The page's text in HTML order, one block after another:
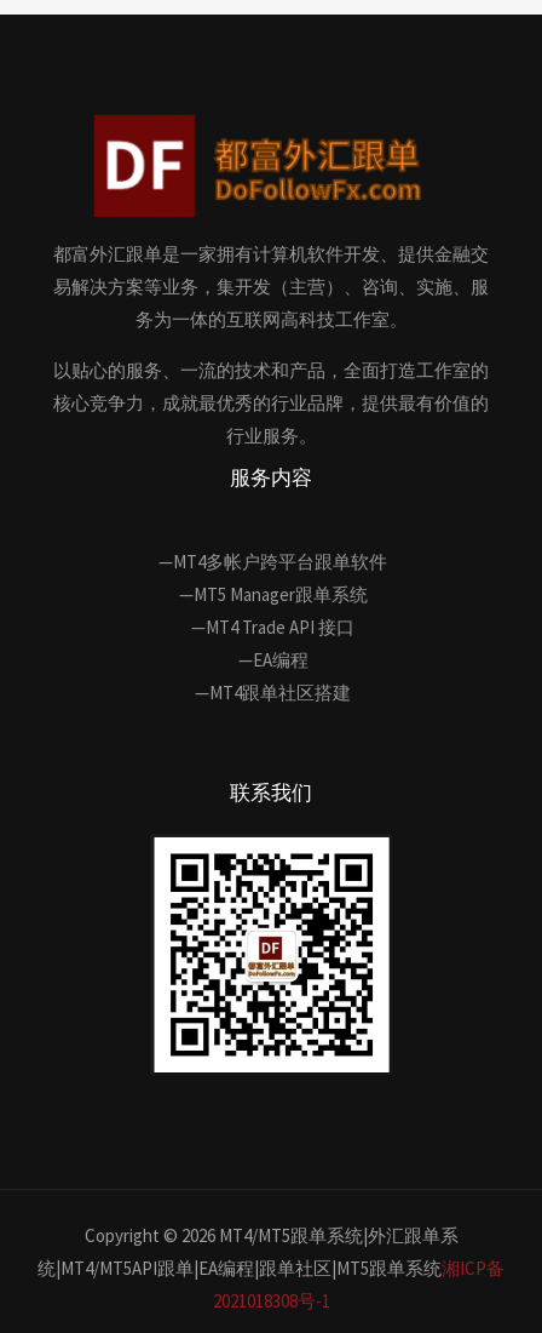
都富外汇跟单是一家拥有计算机软件开发、提供金融交
易解决方案等业务，集开发（主营）、咨询、实施、服
务为一体的互联网高科技工作室。
以贴心的服务、一流的技术和产品，全面打造工作室的
核心竞争力，成就最优秀的行业品牌，提供最有价值的
行业服务。
服务内容
—MT4多帐户跨平台跟单软件
—MT5 Manager跟单系统
—MT4 Trade API 接口
—EA编程
—MT4跟单社区搭建
联系我们
Copyright © 2026 MT4/MT5跟单系统|外汇跟单系
统|MT4/MT5API跟单|EA编程|跟单社区|MT5跟单系统湘ICP备
2021018308号-1